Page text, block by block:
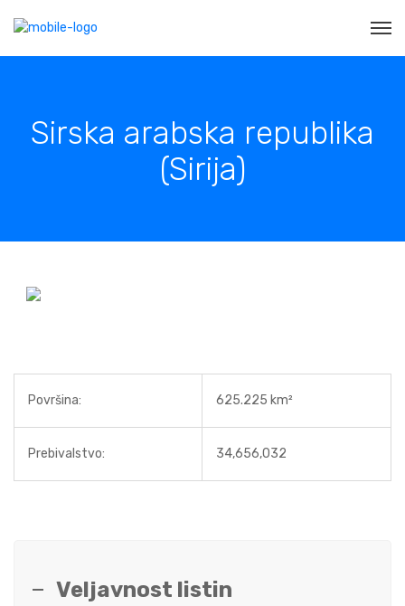
Sirska arabska republika
(Sirija)
Površina: 625.225 km²
Prebivalstvo: 34,656,032
Veljavnost listin